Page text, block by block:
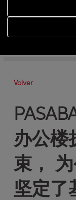
新闻 >
Volver
办公楼
束，
坚定了